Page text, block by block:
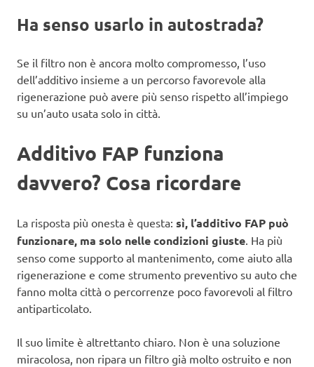
Ha senso usarlo in autostrada?
Se il filtro non è ancora molto compromesso, l’uso
dell’additivo insieme a un percorso favorevole alla
rigenerazione può avere più senso rispetto all’impiego
su un’auto usata solo in città.
Additivo FAP funziona
davvero? Cosa ricordare
La risposta più onesta è questa: sì, l’additivo FAP può
funzionare, ma solo nelle condizioni giuste . Ha più
senso come supporto al mantenimento, come aiuto alla
rigenerazione e come strumento preventivo su auto che
fanno molta città o percorrenze poco favorevoli al filtro
antiparticolato.
Il suo limite è altrettanto chiaro. Non è una soluzione
miracolosa, non ripara un filtro già molto ostruito e non